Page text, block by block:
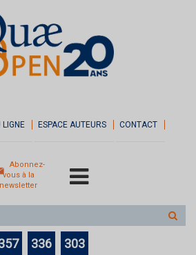
LIGNE
ESPACE AUTEURS CONTACT
Abonnez-
vous à la
newsletter
sur
le
336 303